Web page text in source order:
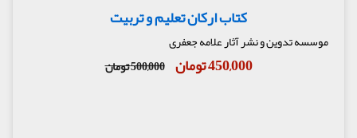
کتاب ارکان تعلیم و تربیت
موسسه تدوین و نشر آثار علامه جعفری
450,000 تومان 500,000 تومان